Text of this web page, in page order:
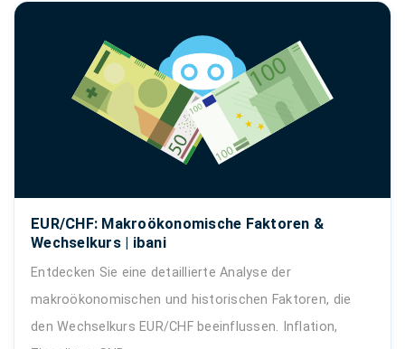
EUR/CHF: Makroökonomische Faktoren &
Wechselkurs | ibani
Entdecken Sie eine detaillierte Analyse der
makroökonomischen und historischen Faktoren, die
den Wechselkurs EUR/CHF beeinflussen. Inflation,